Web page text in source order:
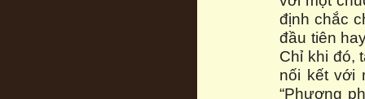
định chắc
đầu tiên
Chỉ khi đó,
nối kết với
“Phương